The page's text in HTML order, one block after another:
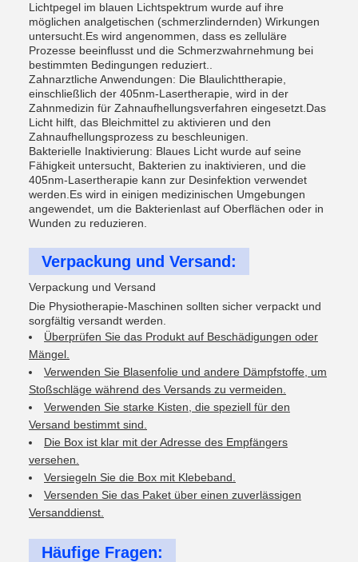
Lichtpegel im blauen Lichtspektrum wurde auf ihre
möglichen analgetischen (schmerzlindernden) Wirkungen
untersucht.Es wird angenommen, dass es zelluläre
Prozesse beeinflusst und die Schmerzwahrnehmung bei
bestimmten Bedingungen reduziert..
Zahnarztliche Anwendungen: Die Blaulichttherapie,
einschließlich der 405nm-Lasertherapie, wird in der
Zahnmedizin für Zahnaufhellungsverfahren eingesetzt.Das
Licht hilft, das Bleichmittel zu aktivieren und den
Zahnaufhellungsprozess zu beschleunigen.
Bakterielle Inaktivierung: Blaues Licht wurde auf seine
Fähigkeit untersucht, Bakterien zu inaktivieren, und die
405nm-Lasertherapie kann zur Desinfektion verwendet
werden.Es wird in einigen medizinischen Umgebungen
angewendet, um die Bakterienlast auf Oberflächen oder in
Wunden zu reduzieren.
Verpackung und Versand:
Verpackung und Versand
Die Physiotherapie-Maschinen sollten sicher verpackt und
sorgfältig versandt werden.
Überprüfen Sie das Produkt auf Beschädigungen oder
Mängel.
Verwenden Sie Blasenfolie und andere Dämpfstoffe, um
Stoßschläge während des Versands zu vermeiden.
Verwenden Sie starke Kisten, die speziell für den
Versand bestimmt sind.
Die Box ist klar mit der Adresse des Empfängers
versehen.
Versiegeln Sie die Box mit Klebeband.
Versenden Sie das Paket über einen zuverlässigen
Versanddienst.
Häufige Fragen: